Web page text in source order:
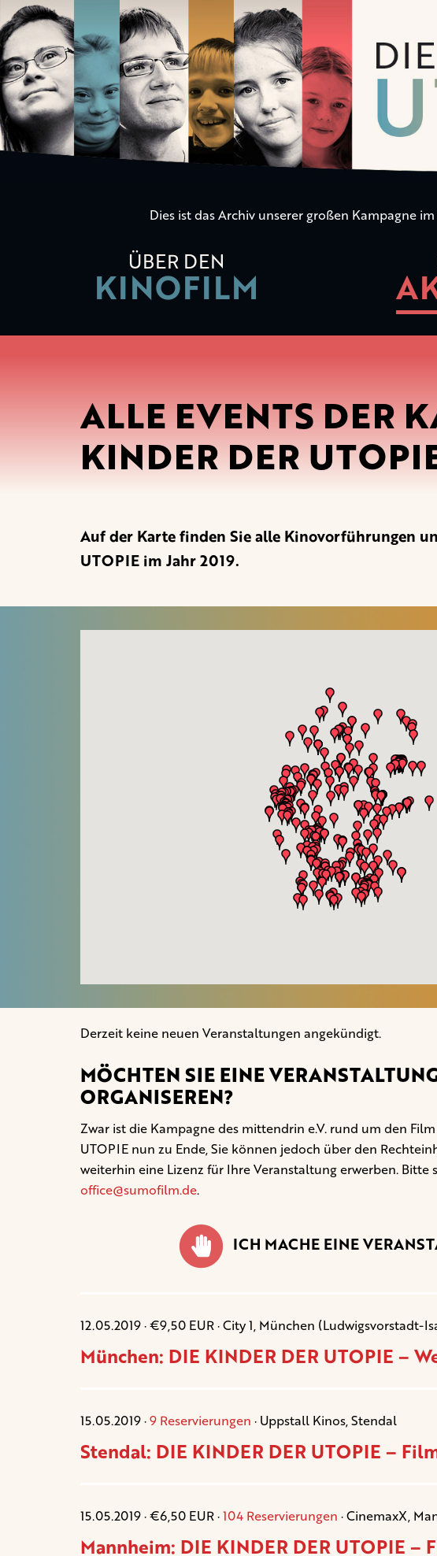
Die
Kinder
der
Utopie
Dies ist das Archiv unserer großen Kampagne
ÜBER DEN
KINOFILM
ALLE EVENTS DER
KINDER DER
Auf der Karte finden Sie alle Kinovorführungen
UTOPIE im Jahr 2019.
Derzeit keine neuen Veranstaltungen angekündigt.
MÖCHTEN SIE EINE
ORGANISEREN?
Zwar ist die Kampagne des mittendrin e.V. rund um den
UTOPIE nun zu Ende, Sie können jedoch über den
weiterhin eine Lizenz für Ihre Veranstaltung erwerben. Bitte
office@sumofilm.de.
ICH MACHE EINE
12.05.2019 · €9,50 EUR · City 1, München (Ludwigsvorstadt-
München: DIE KINDER DER UTOPIE –
15.05.2019 ·9 Reservierungen · Uppstall Kinos, Stendal
Stendal: DIE KINDER DER UTOPIE –
15.05.2019 · €6,50 EUR ·104 Reservierungen · CinemaxX,
Mannheim: DIE KINDER DER UTOPIE –